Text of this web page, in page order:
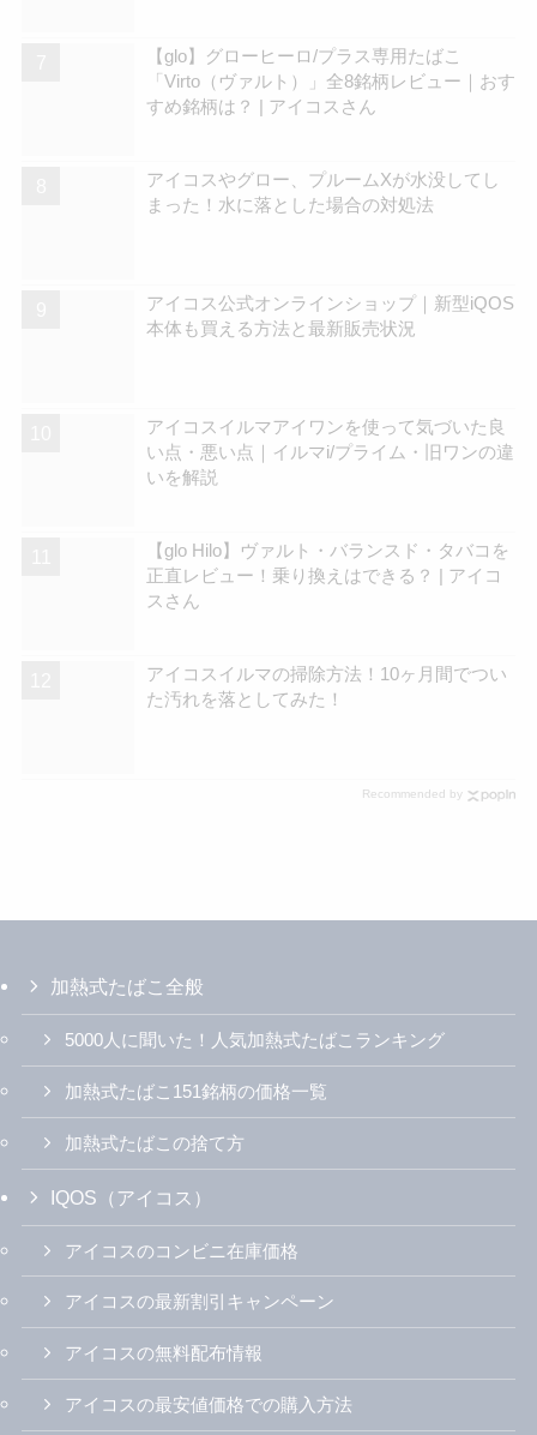
【glo】グローヒーロ/プラス専用たばこ
「Virto（ヴァルト）」全8銘柄レビュー｜おす
すめ銘柄は？ | アイコスさん
アイコスやグロー、プルームXが水没してし
まった！水に落とした場合の対処法
アイコス公式オンラインショップ｜新型iQOS
本体も買える方法と最新販売状況
アイコスイルマアイワンを使って気づいた良
い点・悪い点｜イルマi/プライム・旧ワンの違
いを解説
【glo Hilo】ヴァルト・バランスド・タバコを
正直レビュー！乗り換えはできる？ | アイコ
スさん
アイコスイルマの掃除方法！10ヶ月間でつい
た汚れを落としてみた！
Recommended by
加熱式たばこ全般
5000人に聞いた！人気加熱式たばこランキング
加熱式たばこ151銘柄の価格一覧
加熱式たばこの捨て方
IQOS（アイコス）
アイコスのコンビニ在庫価格
アイコスの最新割引キャンペーン
アイコスの無料配布情報
アイコスの最安値価格での購入方法